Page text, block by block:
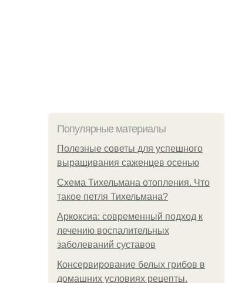
Популярные материалы
Полезные советы для успешного
выращивания саженцев осенью
Схема Тихельмана отопления. Что
такое петля Тихельмана?
Аркоксиа: современный подход к
лечению воспалительных
заболеваний суставов
Консервирование белых грибов в
домашних условиях рецепты.